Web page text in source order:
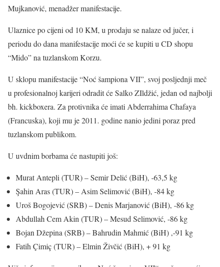
Mujkanović, menadžer manifestacije.
Ulaznice po cijeni od 10 KM, u prodaju se nalaze od jučer, i
periodu do dana manifestacije moći će se kupiti u CD shopu
“Mido” na tuzlanskom Korzu.
U sklopu manifestacije “Noć šampiona VII”, svoj posljednji meč
u profesionalnoj karijeri odradit će Salko ZIldžić, jedan od najbolji
bh. kickboxera. Za protivnika će imati Abderrahima Chafaya
(Francuska), koji mu je 2011. godine nanio jedini poraz pred
tuzlanskom publikom.
U uvdnim borbama će nastupiti još:
Murat Antepli (TUR) – Semir Delić (BiH), -63,5 kg
Şahin Aras (TUR) – Asim Selimović (BiH), -84 kg
Uroš Bogojević (SRB) – Denis Marjanović (BiH), -86 kg
Abdullah Cem Akin (TUR) – Mesud Selimović, -86 kg
Bojan Džepina (SRB) – Bahrudin Mahmić (BiH) ,-91 kg
Fatih Çimiç (TUR) – Elmin Živčić (BiH), + 91 kg